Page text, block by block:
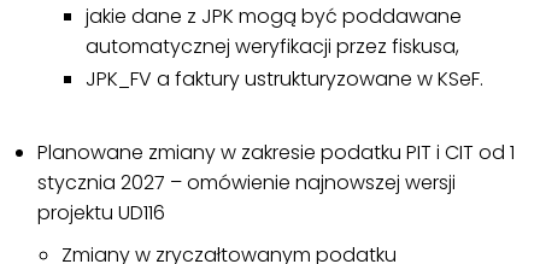
jakie dane z JPK mogą być poddawane
automatycznej weryfikacji przez fiskusa,
JPK_FV a faktury ustrukturyzowane w KSeF.
Planowane zmiany w zakresie podatku PIT i CIT od 1
stycznia 2027 – omówienie najnowszej wersji
projektu UD116
Zmiany w zryczałtowanym podatku